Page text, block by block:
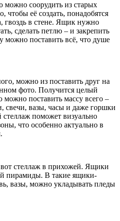
можно соорудить из старых
чтобы её создать, понадобятся
гвоздь в стене. Ящик нужно
сделать петлю – и закрепить
можно поставить всё, что душе
можно из поставить друг на
фото. Получится целый
поставить массу всего –
свечи, вазы, часы и даже горшки
поможет визуально
что особенно актуально в
стеллаж в прихожей. Ящики
пирамиды. В такие ящики-
вазы, можно укладывать пледы